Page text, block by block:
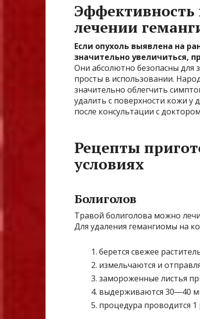
Эффективность
лечении
Если опухоль выявлена на
значительно увеличиться,
Они абсолютно безопасны для
просты в использовании.
значительно облегчить
удалить с поверхности кожи у
после консультации с
Рецепты
условиях
Болиголов
Травой болиголова можно
Для удаления гемангиомы на
берется свежее
измельчаются и
замороженные листья
выдерживаются 30―40
процедура проводится 1